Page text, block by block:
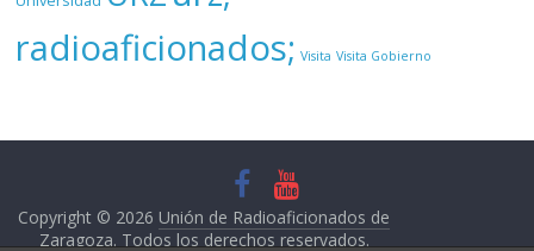
radioaficionados; Visita Visita Gobierno
Copyright © 2026 Unión de Radioaficionados de
Zaragoza. Todos los derechos reservados.